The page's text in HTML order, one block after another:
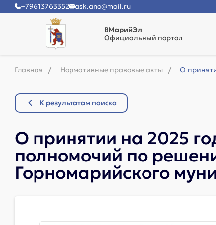
+79613763352 ask.ano@mail.ru
ВМарийЭл
Официальный портал
Главная Нормативные правовые акты О
К результатам поиска
О принятии на 2025
полномочий по
Горномарийского